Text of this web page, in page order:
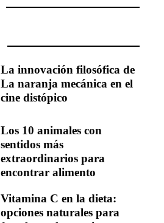
La innovación filosófica de
La naranja mecánica en el
cine distópico
Los 10 animales con
sentidos más
extraordinarios para
encontrar alimento
Vitamina C en la dieta:
opciones naturales para